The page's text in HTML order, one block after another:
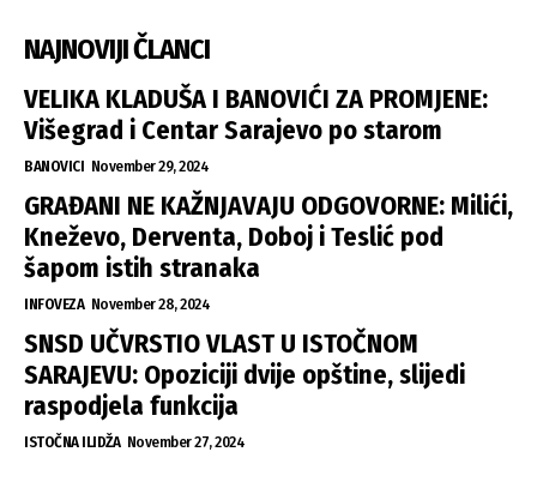
NAJNOVIJI ČLANCI
VELIKA KLADUŠA I BANOVIĆI ZA PROMJENE:
Višegrad i Centar Sarajevo po starom
BANOVICI November 29, 2024
GRAĐANI NE KAŽNJAVAJU ODGOVORNE: Milići,
Kneževo, Derventa, Doboj i Teslić pod
šapom istih stranaka
INFOVEZA November 28, 2024
SNSD UČVRSTIO VLAST U ISTOČNOM
SARAJEVU: Opoziciji dvije opštine, slijedi
raspodjela funkcija
ISTOČNA ILIDŽA November 27, 2024